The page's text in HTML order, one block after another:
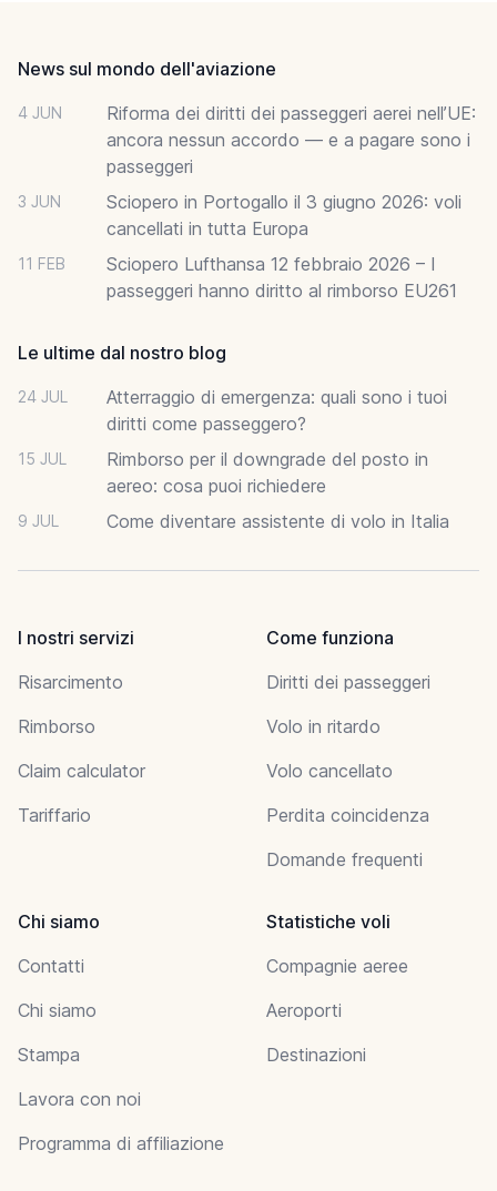
News sul mondo dell'aviazione
4 JUN
Riforma dei diritti dei passeggeri aerei nell’UE:
ancora nessun accordo — e a pagare sono i
passeggeri
3 JUN
Sciopero in Portogallo il 3 giugno 2026: voli
cancellati in tutta Europa
11 FEB
Sciopero Lufthansa 12 febbraio 2026 – I
passeggeri hanno diritto al rimborso EU261
Le ultime dal nostro blog
24 JUL
Atterraggio di emergenza: quali sono i tuoi
diritti come passeggero?
15 JUL
Rimborso per il downgrade del posto in
aereo: cosa puoi richiedere
9 JUL Come diventare assistente di volo in Italia
I nostri servizi
Risarcimento
Rimborso
Claim calculator
Tariffario
Come funziona
Diritti dei passeggeri
Volo in ritardo
Volo cancellato
Perdita coincidenza
Domande frequenti
Chi siamo
Contatti
Chi siamo
Stampa
Lavora con noi
Programma di affiliazione
Statistiche voli
Compagnie aeree
Aeroporti
Destinazioni